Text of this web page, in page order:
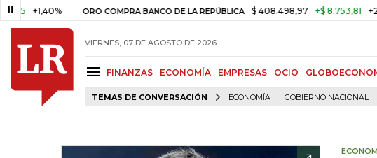
+1,40% ORO COMPRA BANCO DE LA REPÚBLICA $ 408.498,97 +$ 8.753,81 +2,19%
VIERNES, 07 DE AGOSTO DE 2026
FINANZAS ECONOMÍA EMPRESAS OCIO
TEMAS DE CONVERSACIÓN ECONOMÍA GOBIERNO NACIONAL